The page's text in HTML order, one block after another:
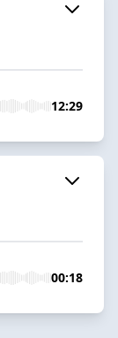
12:29
00:18